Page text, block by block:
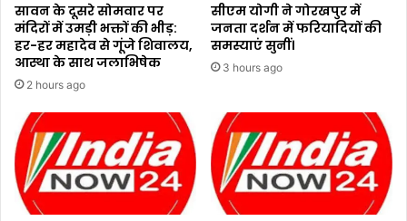
सावन के दूसरे सोमवार पर
मंदिरों में उमड़ी भक्तों की भीड़:
हर-हर महादेव से गूंजे शिवालय,
आस्था के साथ जलाभिषेक
2 hours ago
सीएम योगी ने गोरखपुर में
जनता दर्शन में फरियादियों की
समस्याएं सुनीं।
3 hours ago